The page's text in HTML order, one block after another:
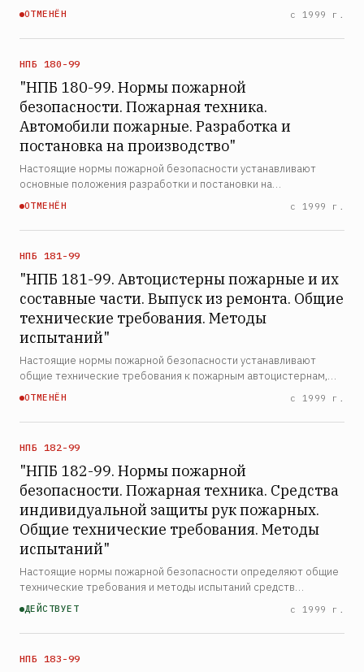
автомобильных прицепов и переносных электросиловых
авто…
ОТМЕНЁН с 1999 г.
НПБ 180-99
"НПБ 180-99. Нормы пожарной
безопасности. Пожарная техника.
Автомобили пожарные. Разработка и
постановка на производство"
Настоящие нормы пожарной безопасности устанавливают
основные положения разработки и постановки на
производство новых (модернизируемых) пожарных
подразделениях Г…
ОТМЕНЁН с 1999 г.
НПБ 181-99
"НПБ 181-99. Автоцистерны пожарные и их
составные части. Выпуск из ремонта. Общие
технические требования. Методы
испытаний"
Настоящие нормы пожарной безопасности устанавливают
общие технические требования к пожарным автоцистернам,
оборудованным пожарным насосом типа ПН-40, которые
при …
ОТМЕНЁН с 1999 г.
НПБ 182-99
"НПБ 182-99. Нормы пожарной
безопасности. Пожарная техника. Средства
индивидуальной защиты рук пожарных.
Общие технические требования. Методы
испытаний"
Настоящие нормы пожарной безопасности определяют общие
технические требования и методы испытаний средств
индивидуальной защиты кистей рук пожарных, а также
материалов и тканей, используемых для их изготовления.
Нормы рас…
ДЕЙСТВУЕТ с 1999 г.
НПБ 183-99